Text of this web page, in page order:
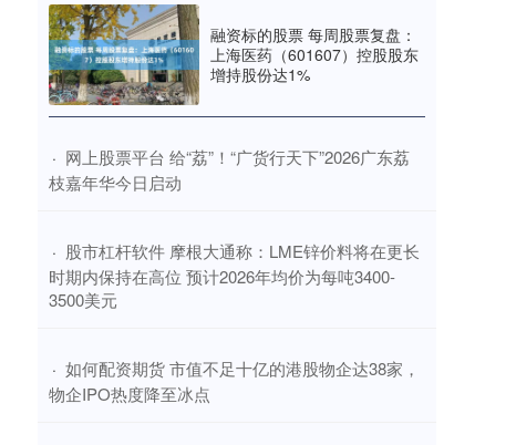
融资标的股票 每周股票复盘：
上海医药（601607）控股股东
增持股份达1%
· ​网上股票平台 给“荔”！“广货行天下”2026广东荔
枝嘉年华今日启动
· ​股市杠杆软件 摩根大通称：LME锌价料将在更长
时期内保持在高位 预计2026年均价为每吨3400-
3500美元
· ​如何配资期货 市值不足十亿的港股物企达38家，
物企IPO热度降至冰点